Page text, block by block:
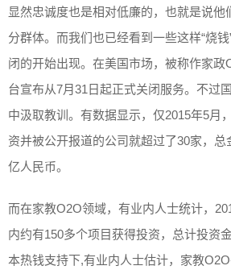
显然忠诚度也是相对低廉的，也就是说他
分群体。而我们也已经看到一些这样“烧
闭的开始出现。在美国市场，被称作家政
台宣布从7月31日起正式关闭服务。不过
中汲取教训。有数据显示，仅2015年5月
资并被公开报道的公司就超过了30家，总
亿人民币。
而在家教O2O领域，有业内人士统计，
内约有150多个项目获得投资，总计投资
本热钱支持下,有业内人士估计，家教